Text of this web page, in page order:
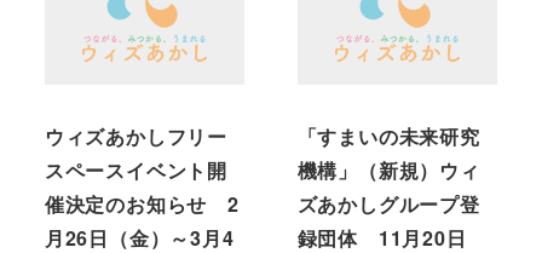
ウィズあかしフリー
スペースイベント開
催決定のお知らせ 2
月26日（金）～3月4
「すまいの未来研究
機構」（新規）ウィ
ズあかしグループ登
録団体 11月20日